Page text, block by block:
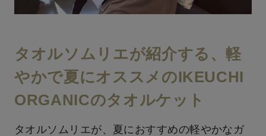
タオルソムリエが紹介する、軽
やかで夏にオススメのIKEUCHI
ORGANICのタオルケット
タオルソムリエが、夏におすすめの軽やかなガ